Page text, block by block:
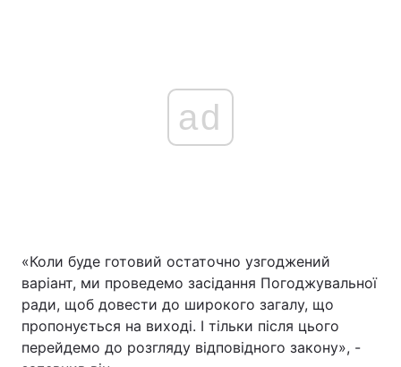
ad
«Коли буде готовий остаточно узгоджений
варіант, ми проведемо засідання Погоджувальної
ради, щоб довести до широкого загалу, що
пропонується на виході. І тільки після цього
перейдемо до розгляду відповідного закону», -